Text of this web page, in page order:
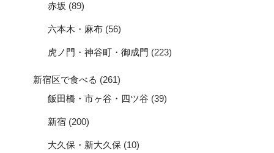
赤坂 (89)
六本木・麻布 (56)
虎ノ門・神谷町・御成門 (223)
新宿区で食べる (261)
飯田橋・市ヶ谷・四ツ谷 (39)
新宿 (200)
大久保・新大久保 (10)